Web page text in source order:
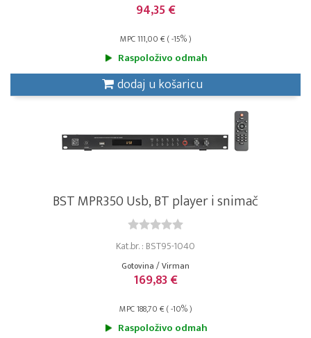
94,35 €
MPC 111,00 € ( -15% )
Raspoloživo odmah
dodaj u košaricu
BST MPR350 Usb, BT player i snimač
Kat.br. : BST95-1040
Gotovina / Virman
169,83 €
MPC 188,70 € ( -10% )
Raspoloživo odmah